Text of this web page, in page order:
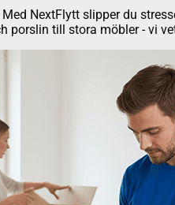
NextFlytt slipper du
till stora möbler - vi